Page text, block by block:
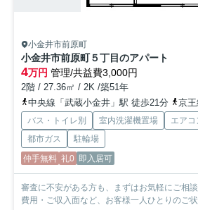
小金井市前原町
小金井市前原町５丁目のアパート
4万円 管理/共益費3,000円
2階 / 27.36㎡ / 2K /築51年
中央線「武蔵小金井」駅 徒歩21分
京王線「
バス・トイレ別 室内洗濯機置場 エアコ
都市ガス
駐輪場
仲手無料 礼0 即入居可
審査に不安がある方も、まずはお気軽にご相談ください！
費用・ご収入面など、お客様一人ひとりのご